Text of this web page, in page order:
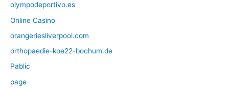
olympodeportivo.es
Online Casino
orangeriesliverpool.com
orthopaedie-koe22-bochum.de
Pablic
page